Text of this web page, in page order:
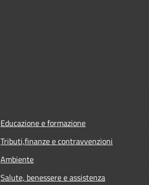
Educazione e formazione
Tributi,finanze e contravvenzioni
Ambiente
Salute, benessere e assistenza